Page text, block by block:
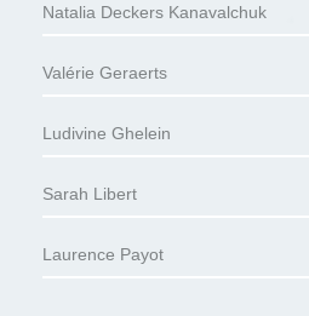
Natalia Deckers Kanavalchuk
Valérie Geraerts
Ludivine Ghelein
Sarah Libert
Laurence Payot